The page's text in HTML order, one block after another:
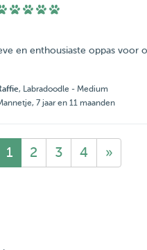
en enthousiaste oppas voor
, Labradoodle - Medium
7 jaar en 11 maanden
1 2 3 4 »